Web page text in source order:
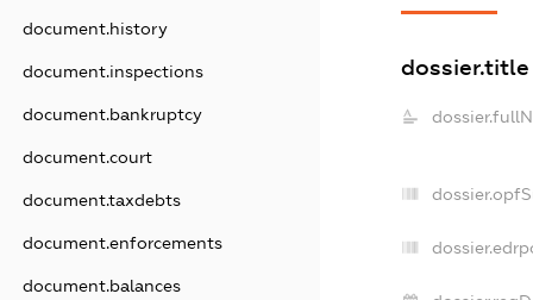
document.history
document.inspections
document.bankruptcy
document.court
document.taxdebts
document.enforcements
document.balances
dossier.title